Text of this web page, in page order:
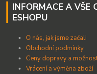
INFORMACE A VŠE
ESHOPU
O nás, jak jsme začali
Obchodní podmínky
Ceny dopravy a
Vrácení a výměna zboží